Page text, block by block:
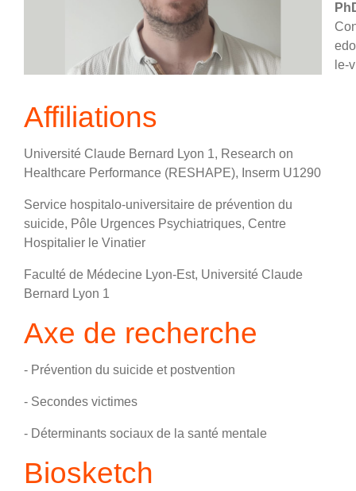
le-
Affiliations
Université Claude Bernard Lyon 1, Research on
Healthcare Performance (RESHAPE), Inserm U1290
Service hospitalo-universitaire de prévention du
suicide, Pôle Urgences Psychiatriques, Centre
Hospitalier le Vinatier
Faculté de Médecine Lyon-Est, Université Claude
Bernard Lyon 1
Axe de recherche
- Prévention du suicide et postvention
- Secondes victimes
- Déterminants sociaux de la santé mentale
Biosketch